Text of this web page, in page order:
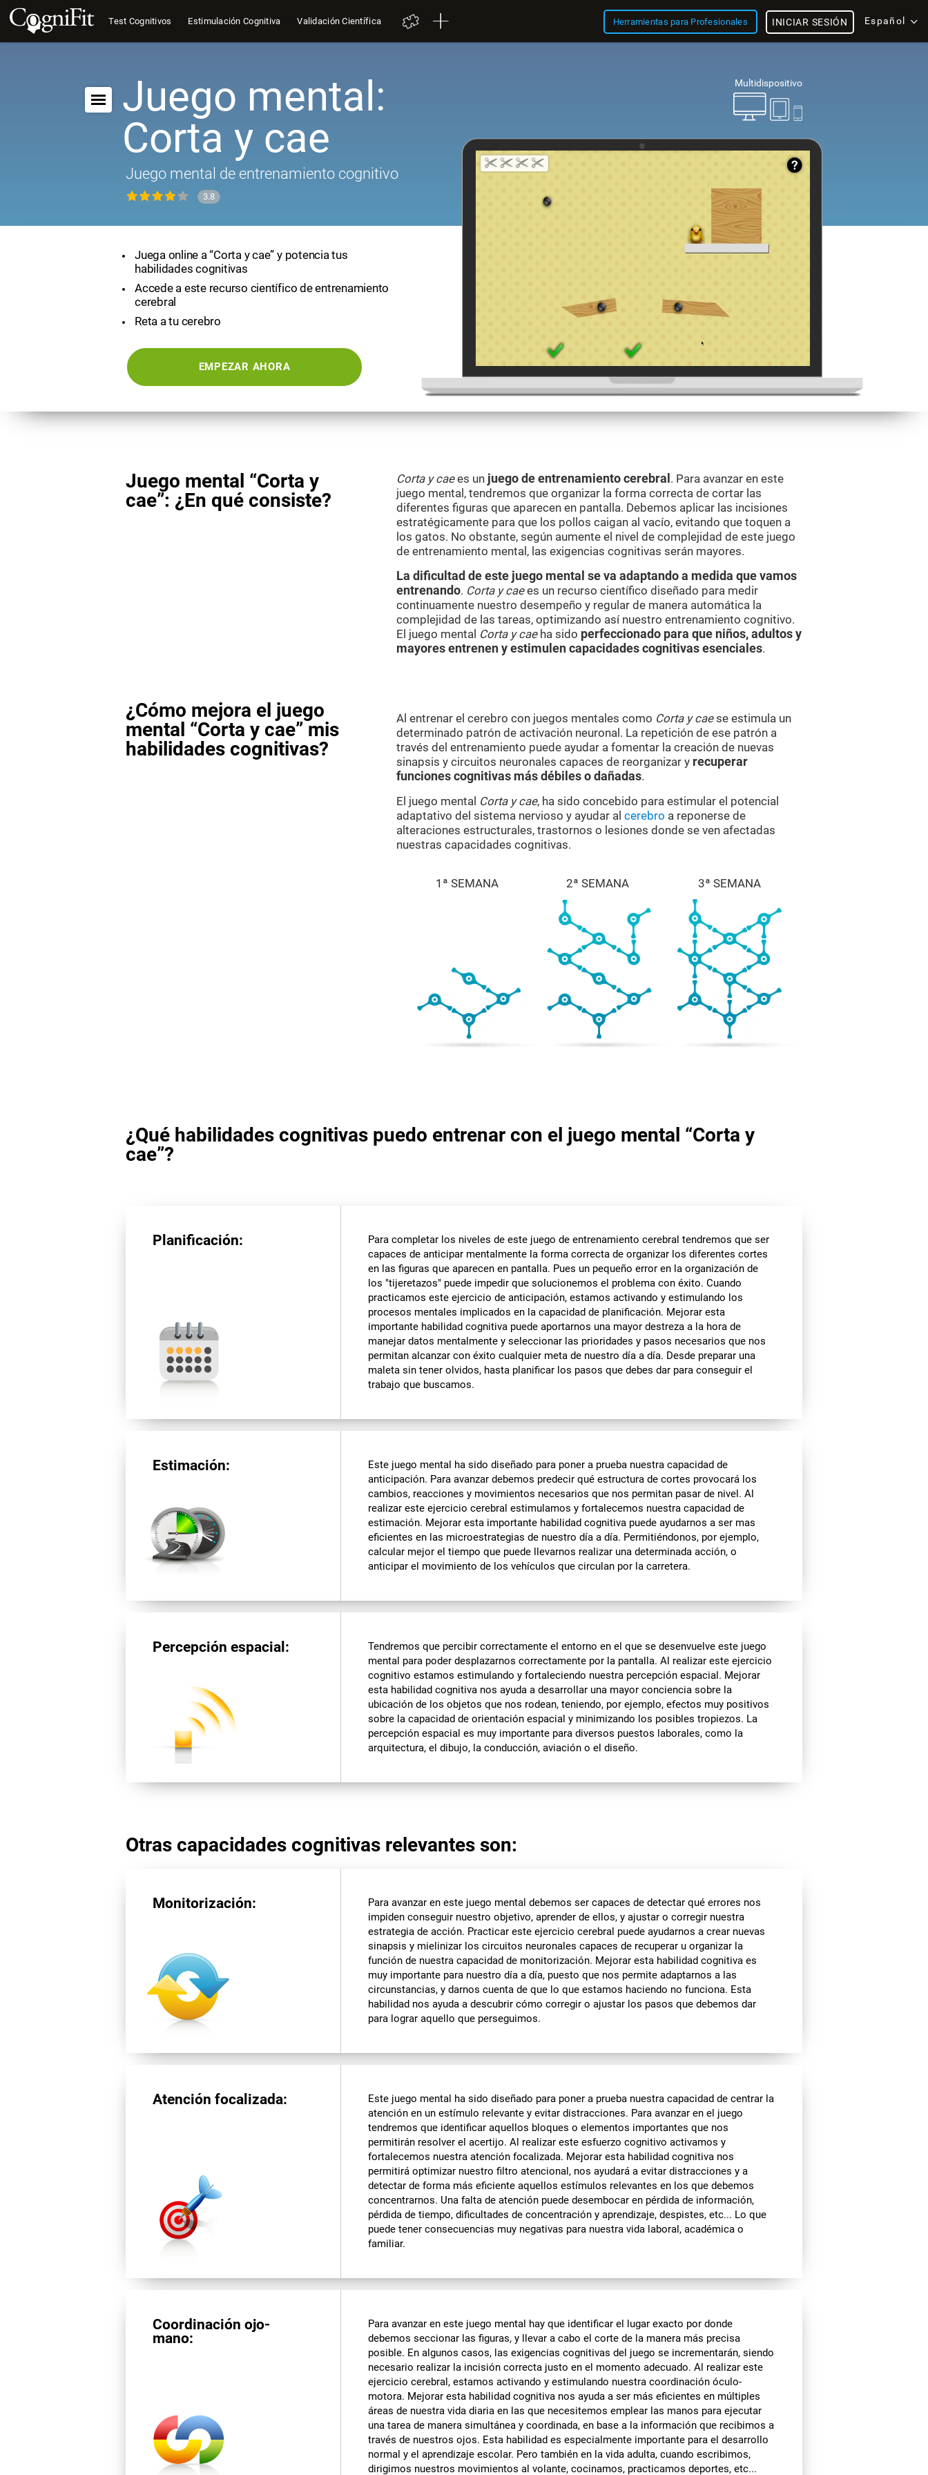
Test Cognitivos Estimulación Cognitiva Validación Científica Herramientas para Profesionales Español
INICIAR SESIÓN
Multidispositivo
Juego mental:
Corta y cae
Juego mental de entrenamiento cognitivo
3.8
Juega online a “Corta y cae” y potencia tus
habilidades cognitivas
Accede a este recurso científico de entrenamiento
cerebral
Reta a tu cerebro
EMPEZAR AHORA
Juego mental “Corta y
cae”: ¿En qué consiste?
Corta y caees un juego de entrenamiento cerebral . Para avanzar en este
juego mental, tendremos que organizar la forma correcta de cortar las
diferentes figuras que aparecen en pantalla. Debemos aplicar las incisiones
estratégicamente para que los pollos caigan al vacío, evitando que toquen a
los gatos. No obstante, según aumente el nivel de complejidad de este juego
de entrenamiento mental, las exigencias cognitivas serán mayores.
La dificultad de este juego mental se va adaptando a medida que vamos
entrenando. Corta y caees un recurso científico diseñado para medir
continuamente nuestro desempeño y regular de manera automática la
complejidad de las tareas, optimizando así nuestro entrenamiento cognitivo.
El juego mental Corta y caeha sido perfeccionado para que niños, adultos y
mayores entrenen y estimulen capacidades cognitivas esenciales.
¿Cómo mejora el juego
mental “Corta y cae” mis
habilidades cognitivas?
Al entrenar el cerebro con juegos mentales como Corta y caese estimula un
determinado patrón de activación neuronal. La repetición de ese patrón a
través del entrenamiento puede ayudar a fomentar la creación de nuevas
sinapsis y circuitos neuronales capaces de reorganizar y recuperar
funciones cognitivas más débiles o dañadas.
El juego mental Corta y cae, ha sido concebido para estimular el potencial
adaptativo del sistema nervioso y ayudar al cerebro a reponerse de
alteraciones estructurales, trastornos o lesiones donde se ven afectadas
nuestras capacidades cognitivas.
1ª SEMANA 2ª SEMANA 3ª SEMANA
¿Qué habilidades cognitivas puedo entrenar con el juego mental “Corta y
cae”?
Planificación:
Para completar los niveles de este juego de entrenamiento cerebral tendremos que ser
capaces de anticipar mentalmente la forma correcta de organizar los diferentes cortes
en las figuras que aparecen en pantalla. Pues un pequeño error en la organización de
los "tijeretazos" puede impedir que solucionemos el problema con éxito. Cuando
practicamos este ejercicio de anticipación, estamos activando y estimulando los
procesos mentales implicados en la capacidad de planificación. Mejorar esta
importante habilidad cognitiva puede aportarnos una mayor destreza a la hora de
manejar datos mentalmente y seleccionar las prioridades y pasos necesarios que nos
permitan alcanzar con éxito cualquier meta de nuestro día a día. Desde preparar una
maleta sin tener olvidos, hasta planificar los pasos que debes dar para conseguir el
trabajo que buscamos.
Estimación:
Este juego mental ha sido diseñado para poner a prueba nuestra capacidad de
anticipación. Para avanzar debemos predecir qué estructura de cortes provocará los
cambios, reacciones y movimientos necesarios que nos permitan pasar de nivel. Al
realizar este ejercicio cerebral estimulamos y fortalecemos nuestra capacidad de
estimación. Mejorar esta importante habilidad cognitiva puede ayudarnos a ser mas
eficientes en las microestrategias de nuestro día a día. Permitiéndonos, por ejemplo,
calcular mejor el tiempo que puede llevarnos realizar una determinada acción, o
anticipar el movimiento de los vehículos que circulan por la carretera.
Percepción espacial:
Tendremos que percibir correctamente el entorno en el que se desenvuelve este juego
mental para poder desplazarnos correctamente por la pantalla. Al realizar este ejercicio
cognitivo estamos estimulando y fortaleciendo nuestra percepción espacial. Mejorar
esta habilidad cognitiva nos ayuda a desarrollar una mayor conciencia sobre la
ubicación de los objetos que nos rodean, teniendo, por ejemplo, efectos muy positivos
sobre la capacidad de orientación espacial y minimizando los posibles tropiezos. La
percepción espacial es muy importante para diversos puestos laborales, como la
arquitectura, el dibujo, la conducción, aviación o el diseño.
Otras capacidades cognitivas relevantes son:
Monitorización:
Para avanzar en este juego mental debemos ser capaces de detectar qué errores nos
impiden conseguir nuestro objetivo, aprender de ellos, y ajustar o corregir nuestra
estrategia de acción. Practicar este ejercicio cerebral puede ayudarnos a crear nuevas
sinapsis y mielinizar los circuitos neuronales capaces de recuperar u organizar la
función de nuestra capacidad de monitorización. Mejorar esta habilidad cognitiva es
muy importante para nuestro día a día, puesto que nos permite adaptarnos a las
circunstancias, y darnos cuenta de que lo que estamos haciendo no funciona. Esta
habilidad nos ayuda a descubrir cómo corregir o ajustar los pasos que debemos dar
para lograr aquello que perseguimos.
Atención focalizada:
Este juego mental ha sido diseñado para poner a prueba nuestra capacidad de centrar la
atención en un estímulo relevante y evitar distracciones. Para avanzar en el juego
tendremos que identificar aquellos bloques o elementos importantes que nos
permitirán resolver el acertijo. Al realizar este esfuerzo cognitivo activamos y
fortalecemos nuestra atención focalizada. Mejorar esta habilidad cognitiva nos
permitirá optimizar nuestro filtro atencional, nos ayudará a evitar distracciones y a
detectar de forma más eficiente aquellos estímulos relevantes en los que debemos
concentrarnos. Una falta de atención puede desembocar en pérdida de información,
pérdida de tiempo, dificultades de concentración y aprendizaje, despistes, etc... Lo que
puede tener consecuencias muy negativas para nuestra vida laboral, académica o
familiar.
Coordinación ojo-
mano:
Para avanzar en este juego mental hay que identificar el lugar exacto por donde
debemos seccionar las figuras, y llevar a cabo el corte de la manera más precisa
posible. En algunos casos, las exigencias cognitivas del juego se incrementarán, siendo
necesario realizar la incisión correcta justo en el momento adecuado. Al realizar este
ejercicio cerebral, estamos activando y estimulando nuestra coordinación óculo-
motora. Mejorar esta habilidad cognitiva nos ayuda a ser más eficientes en múltiples
áreas de nuestra vida diaria en las que necesitemos emplear las manos para ejecutar
una tarea de manera simultánea y coordinada, en base a la información que recibimos a
través de nuestros ojos. Esta habilidad es especialmente importante para el desarrollo
normal y el aprendizaje escolar. Pero también en la vida adulta, cuando escribimos,
dirigimos nuestros movimientos al volante, cocinamos, practicamos deportes, etc...